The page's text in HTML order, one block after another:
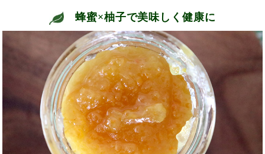
蜂蜜×柚子で美味しく健康に